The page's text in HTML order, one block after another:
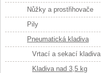
Nůžky a prostřihovače
Pily
Pneumatická kladiva
Vrtací a sekací kladiva
Kladiva nad 3,5 kg